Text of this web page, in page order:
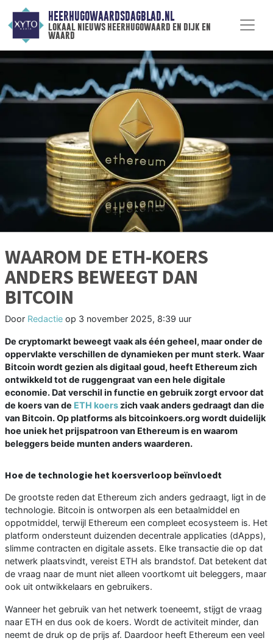
HEERHUGOWAARDSDAGBLAD.NL
lokaal nieuws heerhugowaard en dijk en
waard
WAAROM DE ETH-KOERS
ANDERS BEWEEGT DAN
BITCOIN
Door Redactie op 3 november 2025, 8:39 uur
De cryptomarkt beweegt vaak als één geheel, maar onder de
oppervlakte verschillen de dynamieken per munt sterk. Waar
Bitcoin wordt gezien als digitaal goud, heeft Ethereum zich
ontwikkeld tot de ruggengraat van een hele digitale
economie. Dat verschil in functie en gebruik zorgt ervoor dat
de koers van de ETH koers zich vaak anders gedraagt dan die
van Bitcoin. Op platforms als bitcoinkoers.org wordt duidelijk
hoe uniek het prijspatroon van Ethereum is en waarom
beleggers beide munten anders waarderen.
Hoe de technologie het koersverloop beïnvloedt
De grootste reden dat Ethereum zich anders gedraagt, ligt in de
technologie. Bitcoin is ontworpen als een betaalmiddel en
oppotmiddel, terwijl Ethereum een compleet ecosysteem is. Het
platform ondersteunt duizenden decentrale applicaties (dApps),
slimme contracten en digitale assets. Elke transactie die op dat
netwerk plaatsvindt, vereist ETH als brandstof. Dat betekent dat
de vraag naar de munt niet alleen voortkomt uit beleggers, maar
ook uit ontwikkelaars en gebruikers.
Wanneer het gebruik van het netwerk toeneemt, stijgt de vraag
naar ETH en dus ook de koers. Wordt de activiteit minder, dan
neemt de druk op de prijs af. Daardoor heeft Ethereum een veel